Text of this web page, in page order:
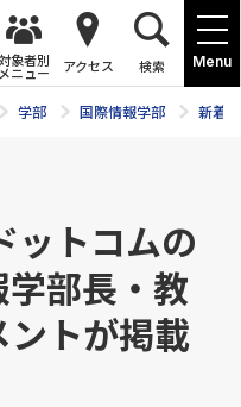
Menu
対象者別
メニュー アクセス 検索
学部 国際情報学部 新着
ットコムの
部長・教
トが掲載